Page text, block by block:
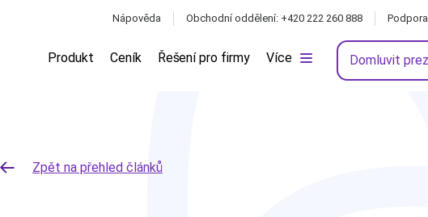
Produkt Ceník Řešení pro firmy Více Domluvit
Nápověda Obchodní oddělení: +420 222 260 888
Zpět na přehled článků